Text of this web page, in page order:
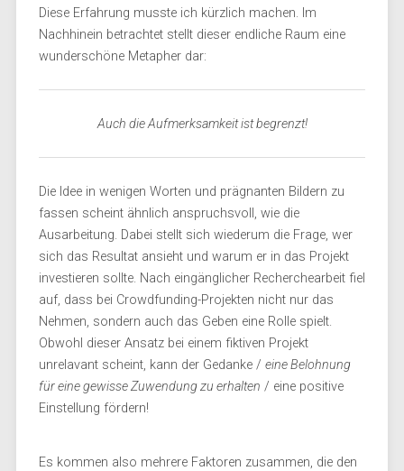
Diese Erfahrung musste ich kürzlich machen. Im
Nachhinein betrachtet stellt dieser endliche Raum eine
wunderschöne Metapher dar:
Auch die Aufmerksamkeit ist begrenzt!
Die Idee in wenigen Worten und prägnanten Bildern zu
fassen scheint ähnlich anspruchsvoll, wie die
Ausarbeitung. Dabei stellt sich wiederum die Frage, wer
sich das Resultat ansieht und warum er in das Projekt
investieren sollte. Nach eingänglicher Recherchearbeit fiel
auf, dass bei Crowdfunding-Projekten nicht nur das
Nehmen, sondern auch das Geben eine Rolle spielt.
Obwohl dieser Ansatz bei einem fiktiven Projekt
unrelavant scheint, kann der Gedanke / eine Belohnung
für eine gewisse Zuwendung zu erhalten / eine positive
Einstellung fördern!
Es kommen also mehrere Faktoren zusammen, die den